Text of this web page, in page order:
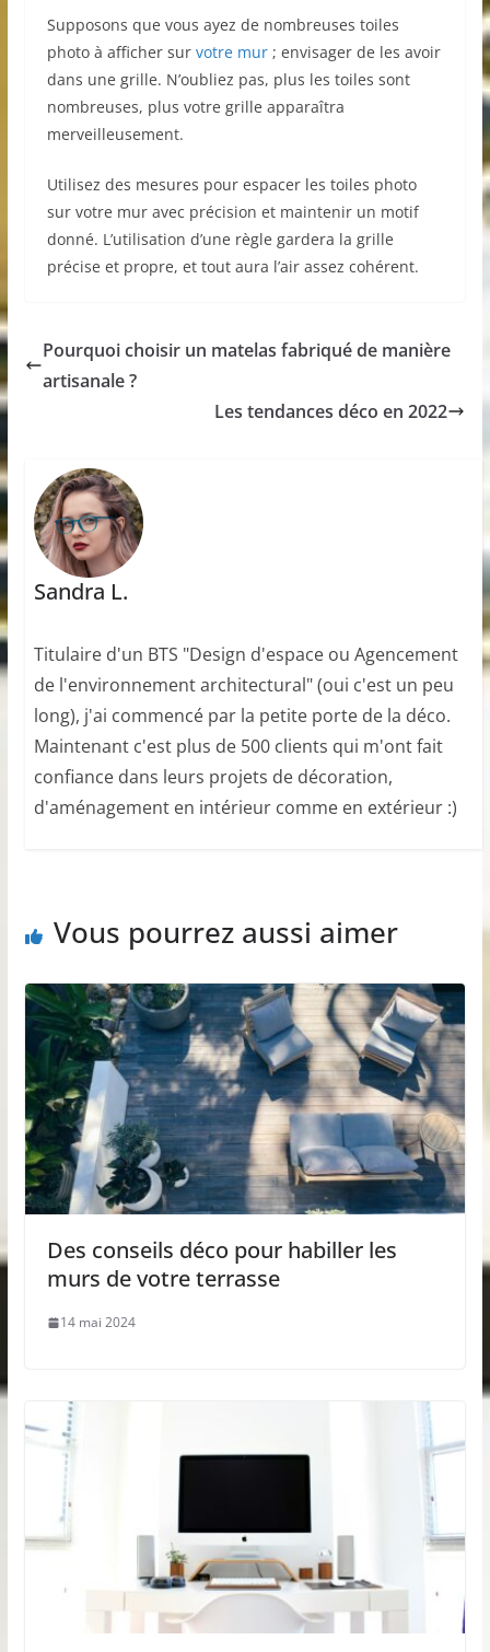
Supposons que vous ayez de nombreuses toiles
photo à afficher sur votre mur; envisager de les avoir
dans une grille. N’oubliez pas, plus les toiles sont
nombreuses, plus votre grille apparaîtra
merveilleusement.
Utilisez des mesures pour espacer les toiles photo
sur votre mur avec précision et maintenir un motif
donné. L’utilisation d’une règle gardera la grille
précise et propre, et tout aura l’air assez cohérent.
Pourquoi choisir un matelas fabriqué de manière
artisanale ?
Les tendances déco en 2022
Sandra L.
Titulaire d'un BTS "Design d'espace ou Agencement
de l'environnement architectural" (oui c'est un peu
long), j'ai commencé par la petite porte de la déco.
Maintenant c'est plus de 500 clients qui m'ont fait
confiance dans leurs projets de décoration,
d'aménagement en intérieur comme en extérieur :)
Vous pourrez aussi aimer
Des conseils déco pour habiller les
murs de votre terrasse
14 mai 2024